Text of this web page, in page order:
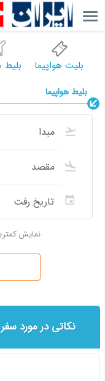
بلیت هواپیما بلیط
بلیط هواپیما
نمایش